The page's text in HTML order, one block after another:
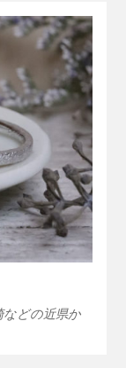
などの近県か